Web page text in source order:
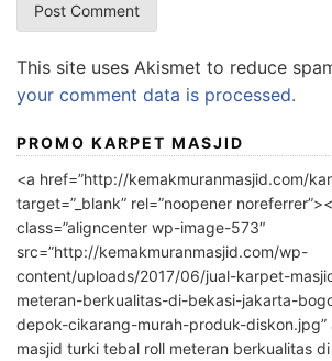
This site uses Akismet to reduce
your comment data is processed.
PROMO KARPET MASJID
<a href=”http://kemakmuranmasjid.com/
target=”_blank” rel=”noopener
class=”aligncenter wp-image-573″
src=”http://kemakmuranmasjid.com/wp-
content/uploads/2017/06/jual-karpet-
meteran-berkualitas-di-bekasi-jakarta-
depok-cikarang-murah-produk-diskon.jpg”
masjid turki tebal roll meteran berkualitas